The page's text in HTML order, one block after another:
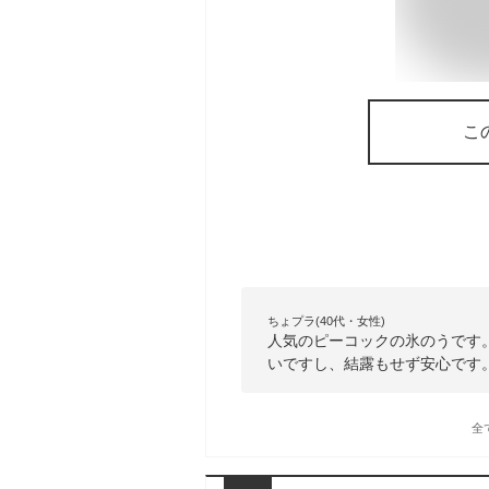
こ
ちょプラ(40代・女性)
人気のピーコックの氷のうで
いですし、結露もせず安心です
全